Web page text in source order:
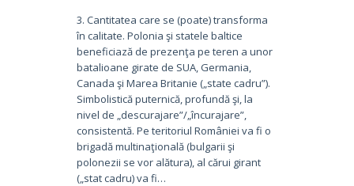
3. Cantitatea care se (poate) transforma
în calitate. Polonia şi statele baltice
beneficiază de prezenţa pe teren a unor
batalioane girate de SUA, Germania,
Canada şi Marea Britanie („state cadru”).
Simbolistică puternică, profundă şi, la
nivel de „descurajare”/„încurajare”,
consistentă. Pe teritoriul României va fi o
brigadă multinaţională (bulgarii şi
polonezii se vor alătura), al cărui girant
(„stat cadru) va fi…